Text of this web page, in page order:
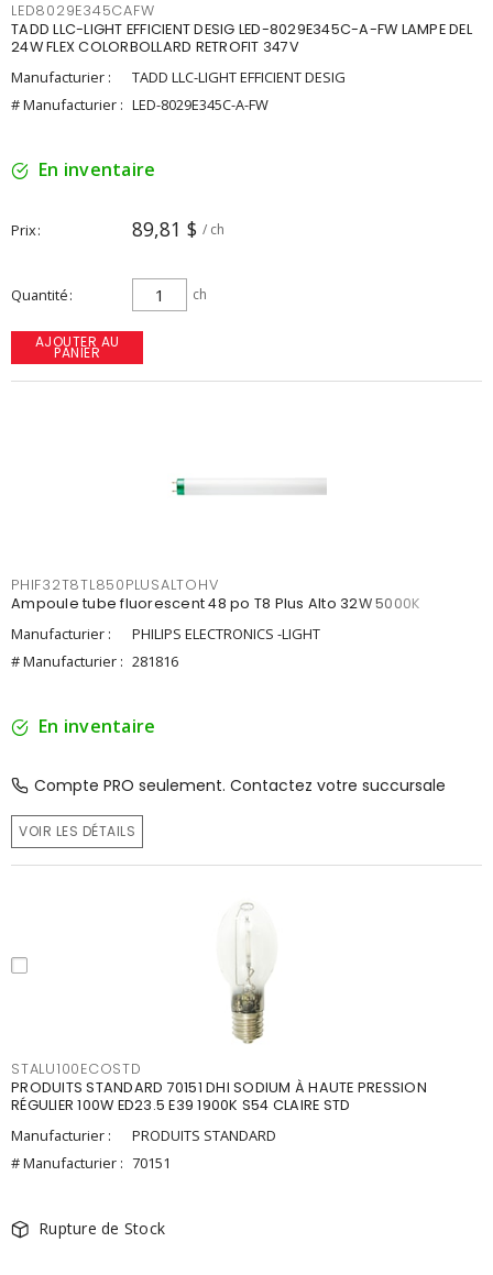
LED8029E345CAFW
TADD LLC-LIGHT EFFICIENT DESIG LED-8029E345C-A-FW LAMPE DEL
24W FLEX COLORBOLLARD RETROFIT 347V
Manufacturier :
TADD LLC-LIGHT EFFICIENT DESIG
# Manufacturier : LED-8029E345C-A-FW
En inventaire
Prix 89,81 $ / ch
Quantité ch
AJOUTER AU
PANIER
PHIF32T8TL850PLUSALTOHV
Ampoule tube fluorescent 48 po T8 Plus Alto 32W 5000K
Manufacturier :
PHILIPS ELECTRONICS -LIGHT
# Manufacturier : 281816
En inventaire
Compte PRO seulement. Contactez votre succursale
VOIR LES DÉTAILS
STALU100ECOSTD
PRODUITS STANDARD 70151 DHI SODIUM À HAUTE PRESSION
RÉGULIER 100W ED23.5 E39 1900K S54 CLAIRE STD
Manufacturier :
PRODUITS STANDARD
# Manufacturier : 70151
Rupture de Stock